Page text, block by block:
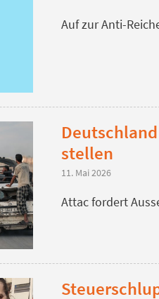
Auf zur Anti-
stellen
11. Mai 2026
Attac fordert